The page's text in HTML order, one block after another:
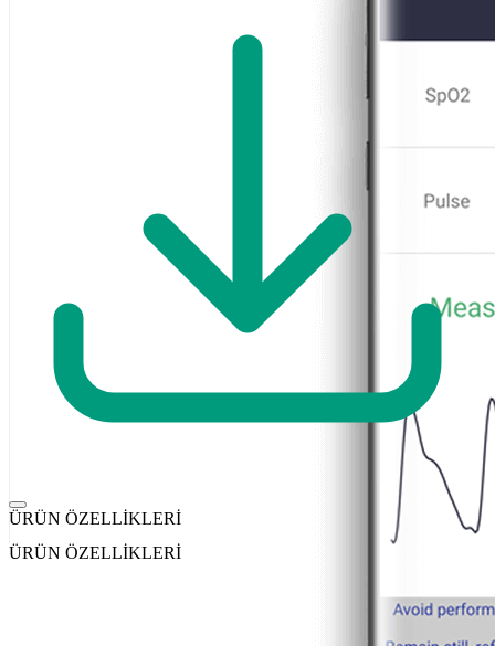
ÜRÜN ÖZELLİKLERİ
ÜRÜN ÖZELLİKLERİ